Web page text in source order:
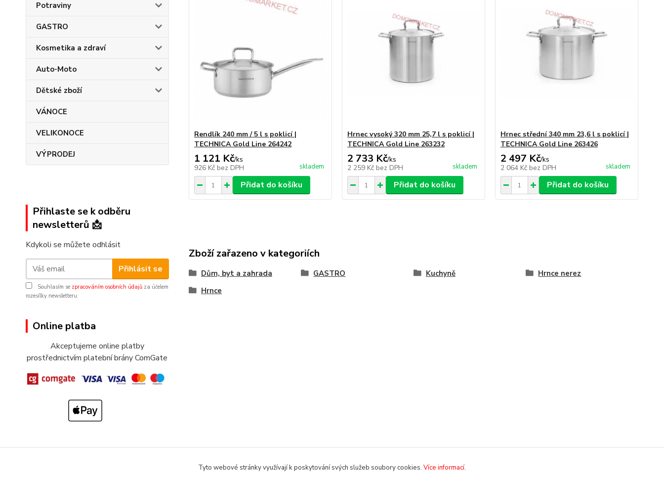
Potraviny
GASTRO
Kosmetika a zdraví
Auto-Moto
Dětské zboží
VÁNOCE
VELIKONOCE
VÝPRODEJ
Přihlaste se k odběru
newsletterů 📩
Kdykoli se můžete odhlásit
Přihlásit se
Souhlasím se zpracováním osobních údajů za účelem
rozesílky newsletteru.
Online platba
Akceptujeme online platby
prostřednictvím platební brány ComGate
Rendlík 240 mm / 5 l s poklicí |
TECHNICA Gold Line 264242
1 121 Kč/ks
926 Kč bez DPH skladem
Přidat do košíku
Hrnec vysoký 320 mm 25,7 l s poklicí |
TECHNICA Gold Line 263232
2 733 Kč/ks
2 259 Kč bez DPH skladem
Přidat do košíku
Hrnec střední 340 mm 23,6 l s poklicí |
TECHNICA Gold Line 263426
2 497 Kč/ks
2 064 Kč bez DPH skladem
Přidat do košíku
Zboží zařazeno v kategoriích
Dům, byt a zahrada GASTRO Kuchyně
Hrnce nerez
Hrnce
Tyto webové stránky využívají k poskytování svých služeb soubory cookies. Více informací.